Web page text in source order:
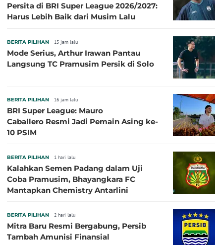
Persita di BRI Super League 2026/2027:
Harus Lebih Baik dari Musim Lalu
BERITA PILIHAN 15 jam lalu
Mode Serius, Arthur Irawan Pantau
Langsung TC Pramusim Persik di Solo
BERITA PILIHAN 16 jam lalu
BRI Super League: Mauro
Caballero Resmi Jadi Pemain Asing ke-
10 PSIM
BERITA PILIHAN 1 hari lalu
Kalahkan Semen Padang dalam Uji
Coba Pramusim, Bhayangkara FC
Mantapkan Chemistry Antarlini
BERITA PILIHAN 2 hari lalu
Mitra Baru Resmi Bergabung, Persib
Tambah Amunisi Finansial